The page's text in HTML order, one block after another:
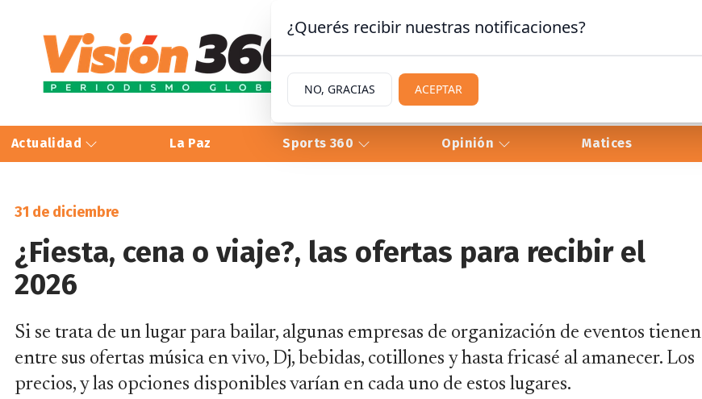
Actualidad La Paz Sports 360 Opinión Matices
31 de diciembre
¿Fiesta, cena o viaje?, las ofertas para recibir el
2026
Si se trata de un lugar para bailar, algunas empresas de organización de eventos tienen
entre sus ofertas música en vivo, Dj, bebidas, cotillones y hasta fricasé al amanecer. Los
precios, y las opciones disponibles varían en cada uno de estos lugares.
¿Querés recibir nuestras notificaciones?
NO, GRACIAS ACEPTAR